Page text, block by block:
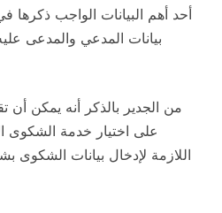
أحد أهم البيانات الواجب ذكرها
بيانات المدعي والمدعى
من الجدير بالذكر أنه يمكن
على اختيار خدمة الشكوى
اللازمة لإدخال بيانات